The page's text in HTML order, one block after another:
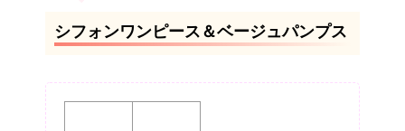
シフォンワンピース＆ベージュパンプス